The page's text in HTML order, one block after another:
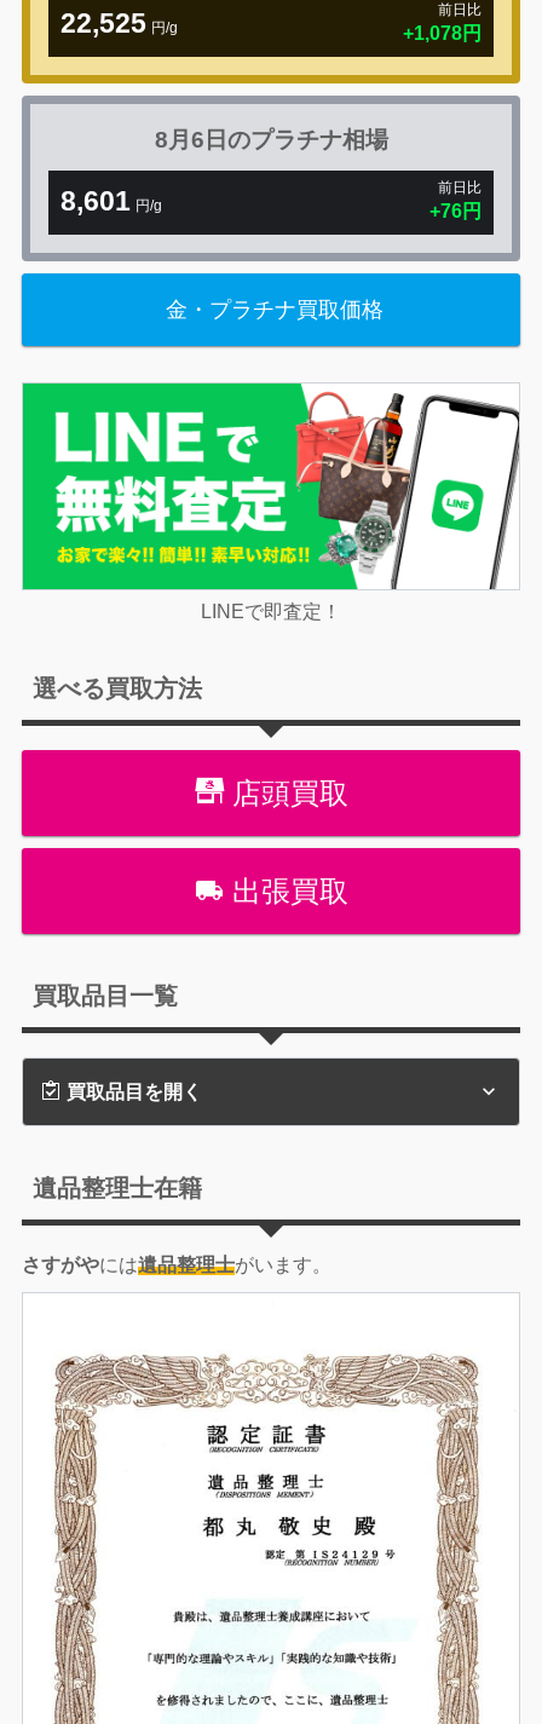
22,525 円/g
前日比
+1,078円
8月6日のプラチナ相場
8,601 円/g
前日比
+76円
金・プラチナ買取価格
LINEで即査定！
選べる買取方法
店頭買取
出張買取
買取品目一覧
買取品目を開く
遺品整理士在籍
さすがやには遺品整理士がいます。